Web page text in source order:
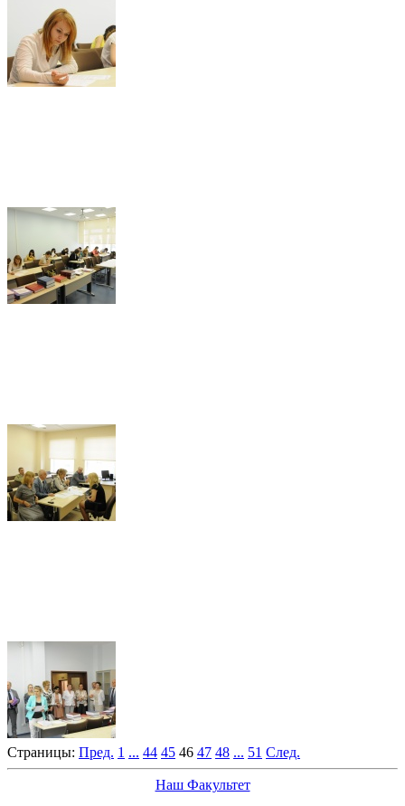
Страницы: Пред. 1 ... 44 45 46 47 48 ... 51 След.
Наш Факультет